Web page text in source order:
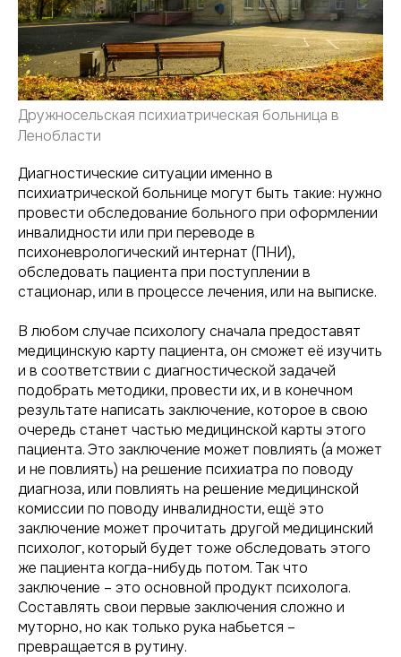
Дружносельская психиатрическая больница в
Ленобласти
Диагностические ситуации именно в
психиатрической больнице могут быть такие: нужно
провести обследование больного при оформлении
инвалидности или при переводе в
психоневрологический интернат (ПНИ),
обследовать пациента при поступлении в
стационар, или в процессе лечения, или на выписке.
В любом случае психологу сначала предоставят
медицинскую карту пациента, он сможет её изучить
и в соответствии с диагностической задачей
подобрать методики, провести их, и в конечном
результате написать заключение, которое в свою
очередь станет частью медицинской карты этого
пациента. Это заключение может повлиять (а может
и не повлиять) на решение психиатра по поводу
диагноза, или повлиять на решение медицинской
комиссии по поводу инвалидности, ещё это
заключение может прочитать другой медицинский
психолог, который будет тоже обследовать этого
же пациента когда-нибудь потом. Так что
заключение – это основной продукт психолога.
Составлять свои первые заключения сложно и
муторно, но как только рука набьется –
превращается в рутину.